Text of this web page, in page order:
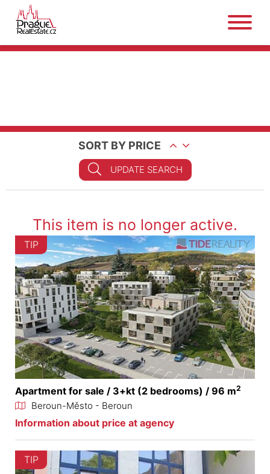
SORT BY PRICE
UPDATE SEARCH
This item is no longer active.
TIP
Apartment for sale / 3+kt (2 bedrooms) / 96 m2
Beroun-Město - Beroun
Information about price at agency
TIP